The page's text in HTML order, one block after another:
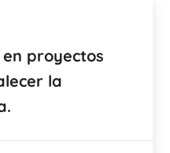
proyectos
la